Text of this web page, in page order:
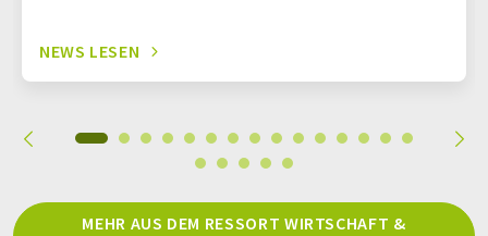
NEWS LESEN
MEHR AUS DEM RESSORT WIRTSCHAFT &